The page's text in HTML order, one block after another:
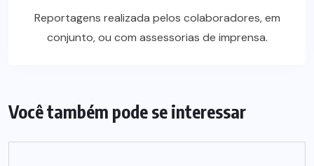
Reportagens realizada pelos colaboradores, em
conjunto, ou com assessorias de imprensa.
Você também pode se interessar